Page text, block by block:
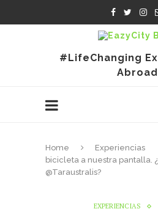
#LifeChanging
Abroad
Home Experiencias
bicicleta a nuestra pantalla.
@Taraustralis?
EXPERIENCIAS